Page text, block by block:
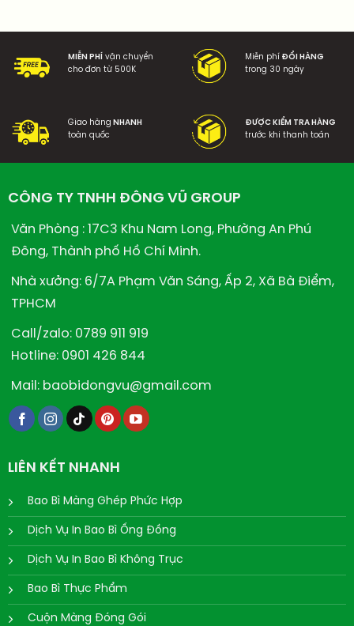
MIỄN PHÍ vận chuyển
cho đơn từ 500K
Miễn phí ĐỔI HÀNG
trong 30 ngày
Giao hàng NHANH
toàn quốc
ĐƯỢC KIỂM TRA HÀNG
trước khi thanh toán
CÔNG TY TNHH ĐÔNG VŨ GROUP
Văn Phòng : 17C3 Khu Nam Long, Phường An Phú
Đông, Thành phố Hồ Chí Minh.
Nhà xưởng: 6/7A Phạm Văn Sáng, Ấp 2, Xã Bà Điểm,
TPHCM
Call/zalo: 0789 911 919
Hotline: 0901 426 844
Mail: baobidongvu@gmail.com
LIÊN KẾT NHANH
Bao Bì Màng Ghép Phức Hợp
Dịch Vụ In Bao Bì Ống Đồng
Dịch Vụ In Bao Bì Không Trục
Bao Bì Thực Phẩm
Cuộn Màng Đóng Gói